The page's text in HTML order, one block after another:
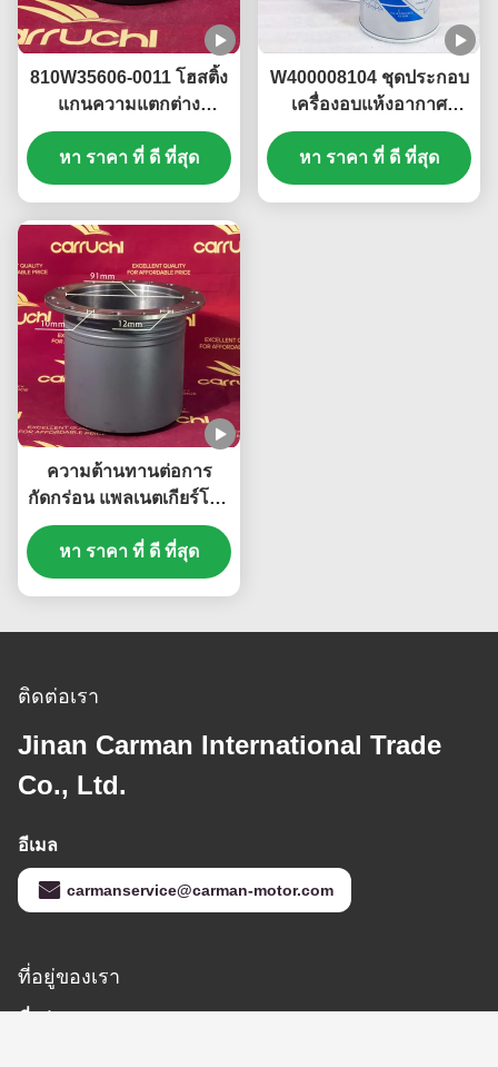
810W35606-0011 โฮสติ้ง
แกนความแตกต่าง
HD469-2510011 HOWO
Sitrak MCY13 Shacman
HD469
หา ราคา ที่ ดี ที่สุด
W400008104 ชุดประกอบ
เครื่องอบแห้งอากาศ
DZ96189361078
3511010-73A ชุดประกอบ
เครื่องอบแห้งอากาศ
หา ราคา ที่ ดี ที่สุด
ความต้านทานต่อการ
กัดกร่อน แพลเนตเกียร์โคร
เออร์ AZ712734001105
อะไหล่รถบรรทุกสําหรับซิ
นอทรูค Howo Sitrak C7h
หา ราคา ที่ ดี ที่สุด
ติดต่อเรา
Jinan Carman International Trade
Co., Ltd.
อีเมล
carmanservice@carman-motor.com
ที่อยู่ของเรา